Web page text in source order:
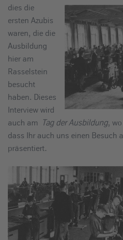
dies die
ersten Azubis
waren, die die
Ausbildung
hier am
Rasselstein
besucht
haben. Dieses
Interview wird
auch am Tag der Ausbildung,
dass Ihr auch uns einen Besuch
präsentiert.